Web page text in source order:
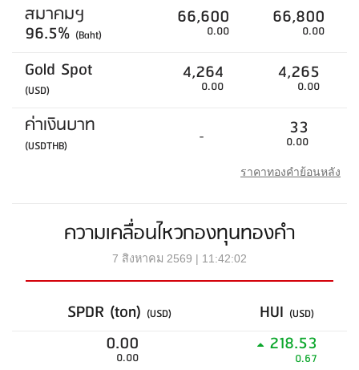
สมาคมฯ
96.5% (Baht)
66,600
0.00
66,800
0.00
Gold Spot
(USD)
4,264
0.00
4,265
0.00
ค่าเงินบาท
(USDTHB) - 33
0.00
ราคาทองคำย้อนหลัง
ความเคลื่อนไหวกองทุนทองคำ
7 สิงหาคม 2569 | 11:42:02
SPDR (ton) (USD) HUI (USD)
0.00
0.00
218.53
0.67